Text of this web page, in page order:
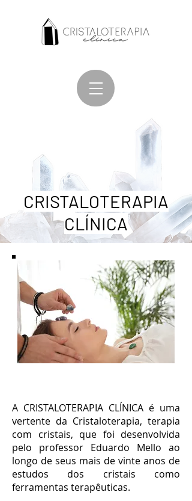
CRISTALOTERAPIA
CLÍNICA
A CRISTALOTERAPIA CLÍNICA é uma
vertente da Cristaloterapia, terapia
com cristais, que foi desenvolvida
pelo professor Eduardo Mello ao
longo de seus mais de vinte anos de
estudos dos cristais como
ferramentas terapêuticas.